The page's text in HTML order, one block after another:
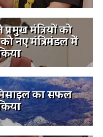
प्रमुख मंत्रियों को
नए मंत्रिमंडल में
का सफल